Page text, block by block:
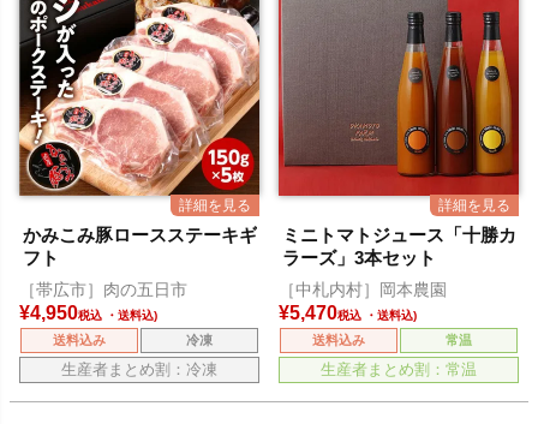
かみこみ豚ロースステーキギ
フト
［帯広市］肉の五日市
¥4,950税込
送料込み 冷凍
生産者まとめ割：冷凍
ミニトマトジュース「十勝カ
ラーズ」3本セット
［中札内村］岡本農園
¥5,470税込
送料込み 常温
生産者まとめ割：常温